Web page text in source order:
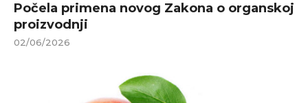
Počela primena novog Zakona o organskoj
proizvodnji
02/06/2026